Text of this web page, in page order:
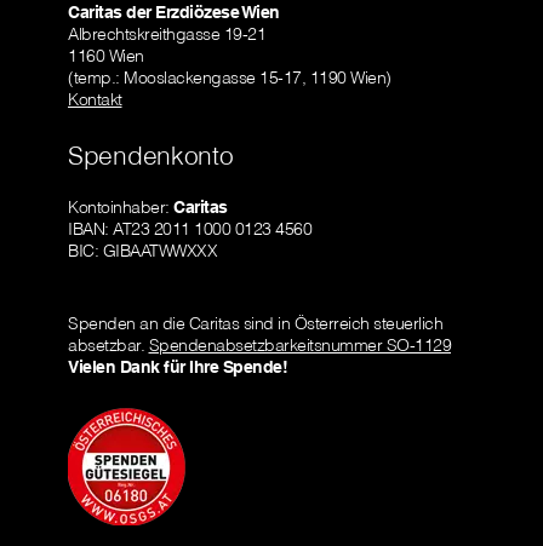
Caritas der Erzdiözese Wien
Albrechtskreithgasse 19-21
1160 Wien
(temp.: Mooslackengasse 15-17, 1190 Wien)
Kontakt
Spendenkonto
Kontoinhaber: Caritas
IBAN: AT23 2011 1000 0123 4560
BIC: GIBAATWWXXX
Spenden an die Caritas sind in Österreich steuerlich
absetzbar. Spendenabsetzbarkeitsnummer SO-1129
Vielen Dank für Ihre Spende!